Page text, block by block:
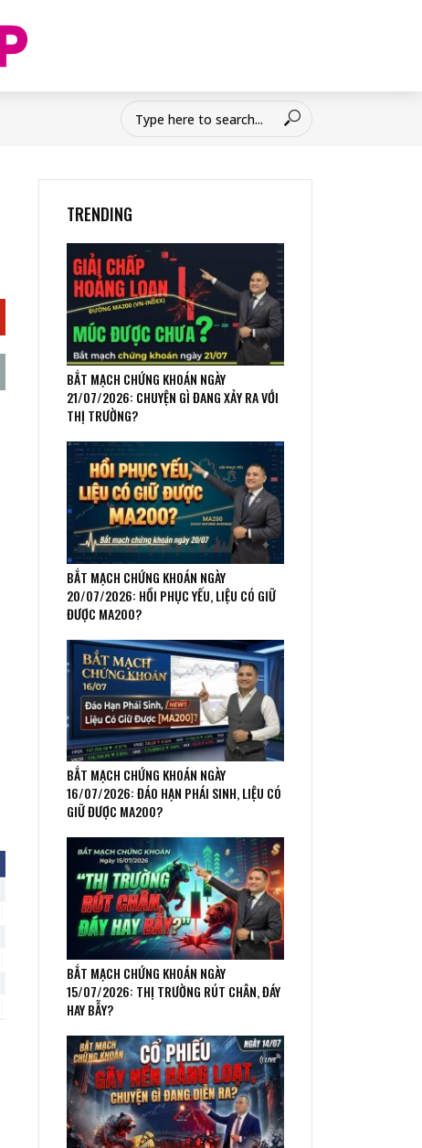
TRENDING
BẮT MẠCH CHỨNG KHOÁN NGÀY
21/07/2026: CHUYỆN GÌ ĐANG XẢY RA VỚI
THỊ TRƯỜNG?
BẮT MẠCH CHỨNG KHOÁN NGÀY
20/07/2026: HỒI PHỤC YẾU, LIỆU CÓ GIỮ
ĐƯỢC MA200?
BẮT MẠCH CHỨNG KHOÁN NGÀY
16/07/2026: ĐÁO HẠN PHÁI SINH, LIỆU CÓ
GIỮ ĐƯỢC MA200?
BẮT MẠCH CHỨNG KHOÁN NGÀY
15/07/2026: THỊ TRƯỜNG RÚT CHÂN, ĐÁY
HAY BẪY?